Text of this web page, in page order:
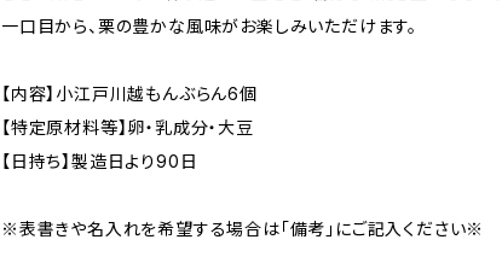
一口目から、栗の豊かな風味がお楽しみいただけます。
【内容】小江戸川越もんぶらん6個
【特定原材料等】卵・乳成分・大豆
【日持ち】製造日より90日
※表書きや名入れを希望する場合は「備考」にご記入ください※